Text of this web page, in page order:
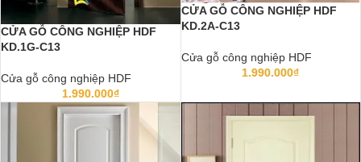
CỬA GỖ CÔNG NGHIỆP HDF
KD.1G-C13
Cửa gỗ công nghiệp HDF
1.990.000₫
CỬA GỖ CÔNG NGHIỆP HDF
KD.2A-C13
Cửa gỗ công nghiệp HDF
1.990.000₫